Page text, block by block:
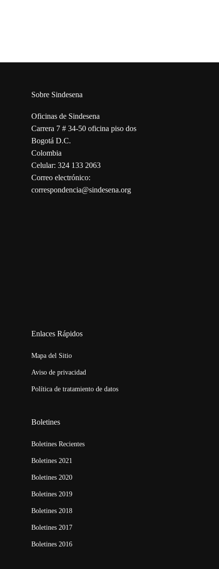
Sobre Sindesena
Oficinas de Sindesena
Carrera 7 # 34-50 oficina piso dos
Bogotá D.C.
Colombia
Celular: 324 133 2063
Correo electrónico:
correspondencia@sindesena.org
Enlaces Rápidos
Mapa del Sitio
Aviso de privacidad
Política de tratamiento de datos
Boletines
Boletines Recientes
Boletines 2021
Boletines 2020
Boletines 2019
Boletines 2018
Boletines 2017
Boletines 2016